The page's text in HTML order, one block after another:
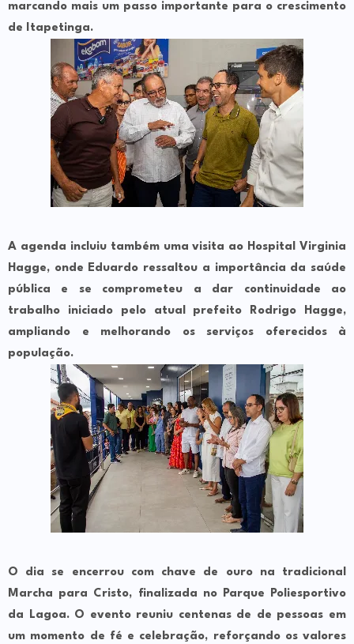
marcando mais um passo importante para o crescimento
de Itapetinga.
A agenda incluiu também uma visita ao Hospital Virginia
Hagge, onde Eduardo ressaltou a importância da saúde
pública e se comprometeu a dar continuidade ao
trabalho iniciado pelo atual prefeito Rodrigo Hagge,
ampliando e melhorando os serviços oferecidos à
população.
O dia se encerrou com chave de ouro na tradicional
Marcha para Cristo, finalizada no Parque Poliesportivo
da Lagoa. O evento reuniu centenas de de pessoas em
um momento de fé e celebração, reforçando os valores